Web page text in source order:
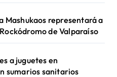
Mashukaos representará a
de Valparaíso
a juguetes en
sumarios sanitarios